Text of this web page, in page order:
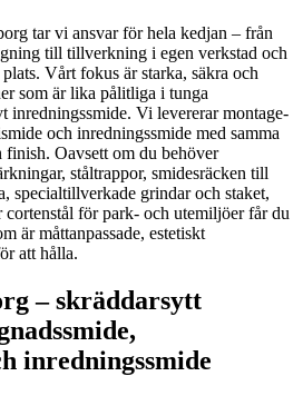
tar vi ansvar för hela kedjan – från
till tillverkning i egen verkstad och
Vårt fokus är starka, säkra och
som är lika pålitliga i tunga
inredningssmide. Vi levererar montage-
och inredningssmide med samma
Oavsett om du behöver
ståltrappor, smidesräcken till
specialtillverkade grindar och staket,
cortenstål för park- och utemiljöer får du
är måttanpassade, estetiskt
att hålla.
– skräddarsytt
inredningssmide